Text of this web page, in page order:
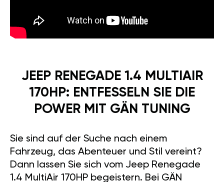
JEEP RENEGADE 1.4 MULTIAIR
170HP: ENTFESSELN SIE DIE
POWER MIT GÄN TUNING
Sie sind auf der Suche nach einem
Fahrzeug, das Abenteuer und Stil vereint?
Dann lassen Sie sich vom Jeep Renegade
1.4 MultiAir 170HP begeistern. Bei GÄN